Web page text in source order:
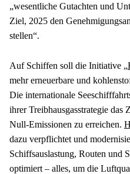
„wesentliche Gutachten und
Ziel, 2025 den
stellen“.
Auf Schiffen soll die Initiative „
mehr erneuerbare und
Die internationale
ihrer Treibhausgasstrategie das
Null-Emissionen zu erreichen.
dazu verpflichtet und
Schiffsauslastung, Routen und
optimiert – alles, um die